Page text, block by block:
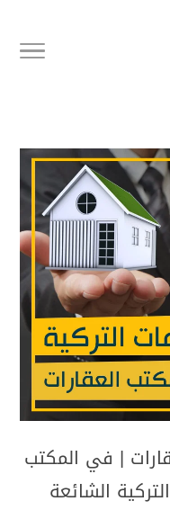
|
الكلمات
| في المكتب
الشائعة